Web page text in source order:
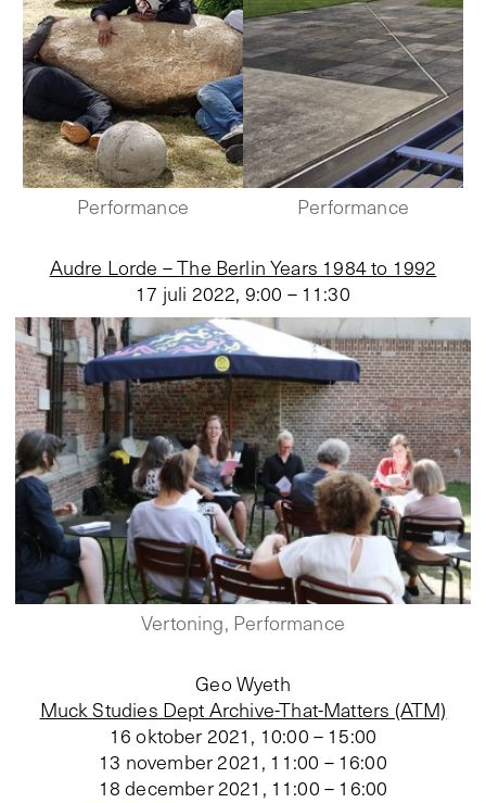
Performance Performance
Audre Lorde – The Berlin Years 1984 to 1992
17 juli 2022, 9:00 – 11:30
Vertoning, Performance
Muck Studies Dept Archive-That-Matters (ATM)
Geo Wyeth
16 oktober 2021, 10:00 – 15:00
13 november 2021, 11:00 – 16:00
18 december 2021, 11:00 – 16:00